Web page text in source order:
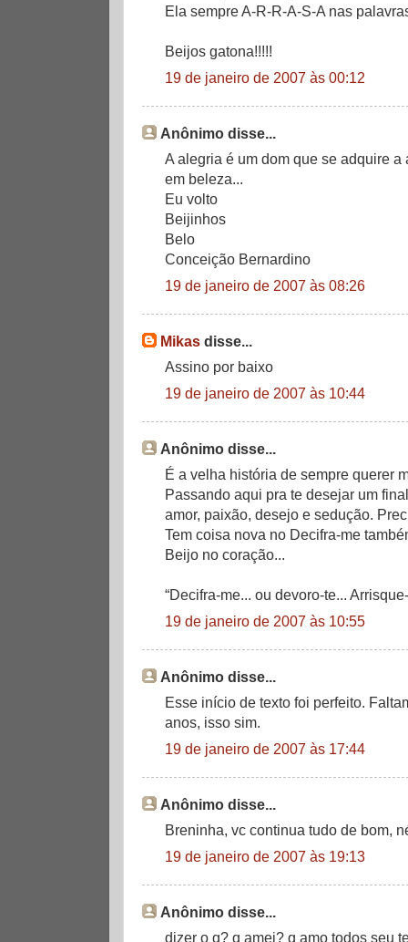
Ela sempre A-R-R-A-S-A nas
Beijos gatona!!!!!
19 de janeiro de 2007 às 00:12
Anônimo disse...
A alegria é um dom que se adquire
em beleza...
Eu volto
Beijinhos
Belo
Conceição Bernardino
19 de janeiro de 2007 às 08:26
Mikas disse...
Assino por baixo
19 de janeiro de 2007 às 10:44
Anônimo disse...
É a velha história de sempre querer
Passando aqui pra te desejar um
amor, paixão, desejo e sedução.
Tem coisa nova no Decifra-me
Beijo no coração...
“Decifra-me... ou devoro-te...
19 de janeiro de 2007 às 10:55
Anônimo disse...
Esse início de texto foi perfeito.
anos, isso sim.
19 de janeiro de 2007 às 17:44
Anônimo disse...
Breninha, vc continua tudo de bom,
19 de janeiro de 2007 às 19:13
Anônimo disse...
dizer o q? q amei? q amo todos seu